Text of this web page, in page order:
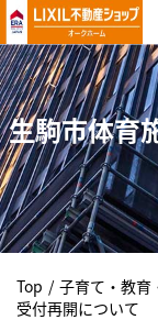
生駒市体育
Top / 子育て・教育
受付再開について